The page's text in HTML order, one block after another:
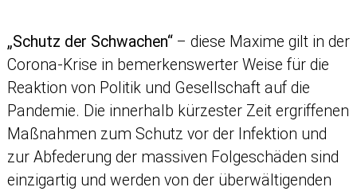
„Schutz der Schwachen“– diese Maxime gilt in der
Corona-Krise in bemerkenswerter Weise für die
Reaktion von Politik und Gesellschaft auf die
Pandemie. Die innerhalb kürzester Zeit ergriffenen
Maßnahmen zum Schutz vor der Infektion und
zur Abfederung der massiven Folgeschäden sind
einzigartig und werden von der überwältigenden